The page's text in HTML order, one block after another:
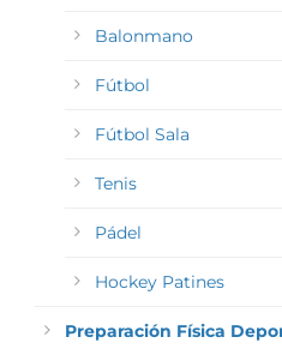
Balonmano
Fútbol
Fútbol Sala
Tenis
Pádel
Hockey Patines
Preparación Física